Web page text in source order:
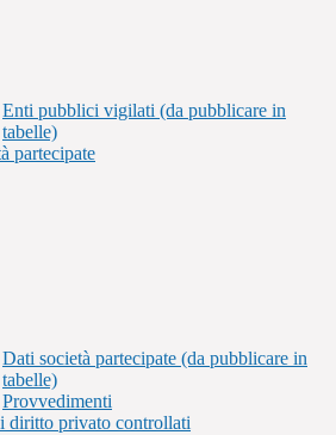
Enti pubblici vigilati (da pubblicare in
tabelle)
partecipate
Dati società partecipate (da pubblicare in
tabelle)
Provvedimenti
diritto privato controllati